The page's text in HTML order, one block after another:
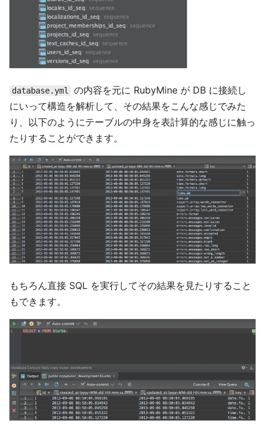
database.yml
の内容を元に RubyMine が DB に接続し
にいって構造を解析して、その結果をこんな感じでみた
り、以下のようにテーブルの中身を表計算的な感じに触っ
たりすることができます。
もちろん直接 SQL を実行してその結果を見たりすること
もできます。